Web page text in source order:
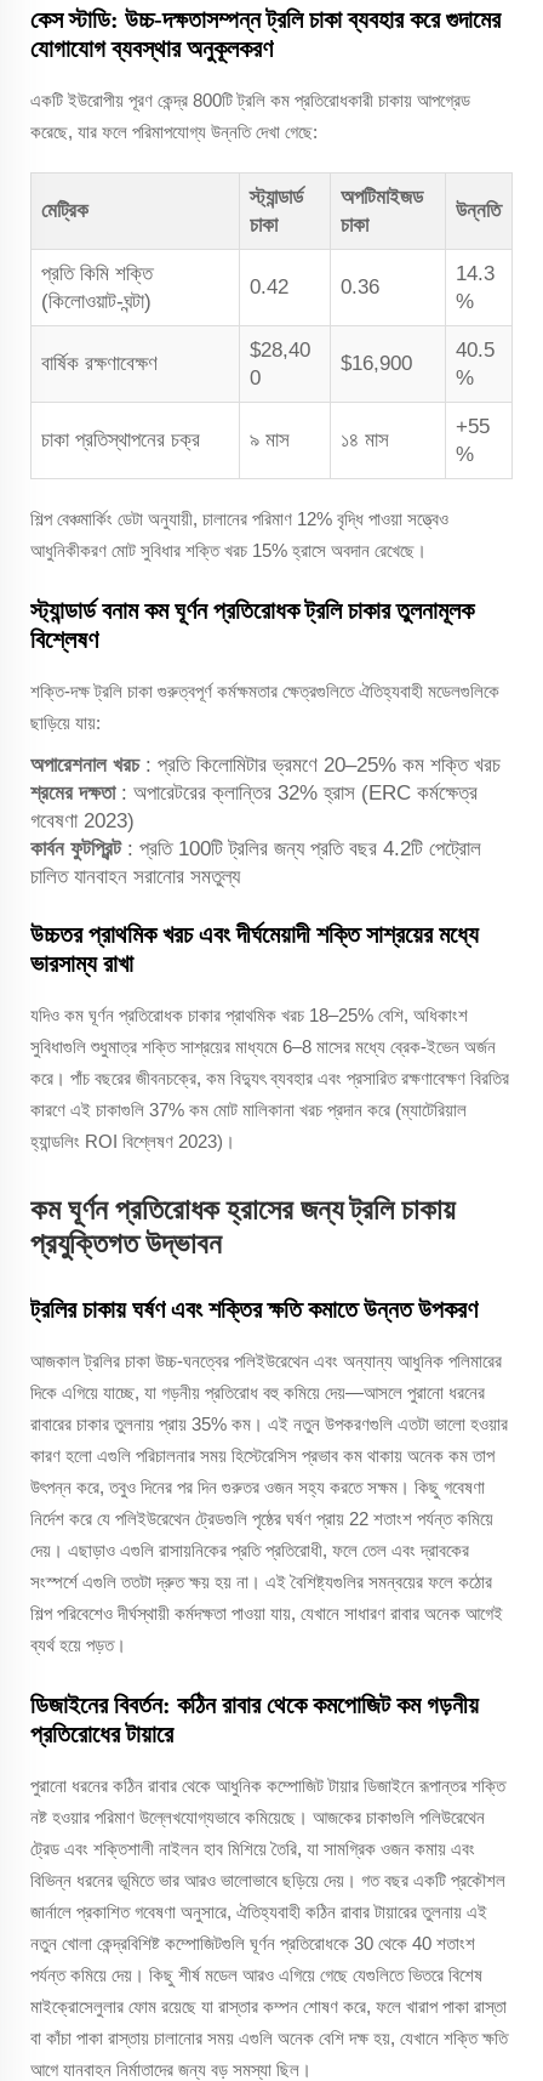
কেস স্টাডি: উচ্চ-দক্ষতাসম্পন্ন ট্রলি চাকা ব্যবহার করে গুদামের
যোগাযোগ ব্যবস্থার অনুকূলকরণ
একটি ইউরোপীয় পূরণ কেন্দ্র 800টি ট্রলি কম প্রতিরোধকারী চাকায় আপগ্রেড
করেছে, যার ফলে পরিমাপযোগ্য উন্নতি দেখা গেছে:
মেট্রিক
স্ট্যান্ডার্ড
চাকা
অপটিমাইজড
চাকা
উন্নতি
প্রতি কিমি শক্তি
(কিলোওয়াট-ঘন্টা)
0.42 0.36
14.3
%
বার্ষিক রক্ষণাবেক্ষণ
$28,40
0
$16,900
40.5
%
চাকা প্রতিস্থাপনের চক্র ৯ মাস ১৪ মাস
+55
%
শিল্প বেঞ্চমার্কিং ডেটা অনুযায়ী, চালানের পরিমাণ 12% বৃদ্ধি পাওয়া সত্ত্বেও
আধুনিকীকরণ মোট সুবিধার শক্তি খরচ 15% হ্রাসে অবদান রেখেছে।
স্ট্যান্ডার্ড বনাম কম ঘূর্ণন প্রতিরোধক ট্রলি চাকার তুলনামূলক
বিশ্লেষণ
শক্তি-দক্ষ ট্রলি চাকা গুরুত্বপূর্ণ কর্মক্ষমতার ক্ষেত্রগুলিতে ঐতিহ্যবাহী মডেলগুলিকে
ছাড়িয়ে যায়:
অপারেশনাল খরচ : প্রতি কিলোমিটার ভ্রমণে 20–25% কম শক্তি খরচ
শ্রমের দক্ষতা : অপারেটরের ক্লান্তির 32% হ্রাস (ERC কর্মক্ষেত্র
গবেষণা 2023)
কার্বন ফুটপ্রিন্ট : প্রতি 100টি ট্রলির জন্য প্রতি বছর 4.2টি পেট্রোল
চালিত যানবাহন সরানোর সমতুল্য
উচ্চতর প্রাথমিক খরচ এবং দীর্ঘমেয়াদী শক্তি সাশ্রয়ের মধ্যে
ভারসাম্য রাখা
যদিও কম ঘূর্ণন প্রতিরোধক চাকার প্রাথমিক খরচ 18–25% বেশি, অধিকাংশ
সুবিধাগুলি শুধুমাত্র শক্তি সাশ্রয়ের মাধ্যমে 6–8 মাসের মধ্যে ব্রেক-ইভেন অর্জন
করে। পাঁচ বছরের জীবনচক্রে, কম বিদ্যুৎ ব্যবহার এবং প্রসারিত রক্ষণাবেক্ষণ বিরতির
কারণে এই চাকাগুলি 37% কম মোট মালিকানা খরচ প্রদান করে (ম্যাটেরিয়াল
হ্যান্ডলিং ROI বিশ্লেষণ 2023)।
কম ঘূর্ণন প্রতিরোধক হ্রাসের জন্য ট্রলি চাকায়
প্রযুক্তিগত উদ্ভাবন
ট্রলির চাকায় ঘর্ষণ এবং শক্তির ক্ষতি কমাতে উন্নত উপকরণ
আজকাল ট্রলির চাকা উচ্চ-ঘনত্বের পলিইউরেথেন এবং অন্যান্য আধুনিক পলিমারের
দিকে এগিয়ে যাচ্ছে, যা গড়নীয় প্রতিরোধ বহু কমিয়ে দেয়—আসলে পুরানো ধরনের
রাবারের চাকার তুলনায় প্রায় 35% কম। এই নতুন উপকরণগুলি এতটা ভালো হওয়ার
কারণ হলো এগুলি পরিচালনার সময় হিস্টেরেসিস প্রভাব কম থাকায় অনেক কম তাপ
উৎপন্ন করে, তবুও দিনের পর দিন গুরুতর ওজন সহ্য করতে সক্ষম। কিছু গবেষণা
নির্দেশ করে যে পলিইউরেথেন ট্রেডগুলি পৃষ্ঠের ঘর্ষণ প্রায় 22 শতাংশ পর্যন্ত কমিয়ে
দেয়। এছাড়াও এগুলি রাসায়নিকের প্রতি প্রতিরোধী, ফলে তেল এবং দ্রাবকের
সংস্পর্শে এগুলি ততটা দ্রুত ক্ষয় হয় না। এই বৈশিষ্ট্যগুলির সমন্বয়ের ফলে কঠোর
শিল্প পরিবেশেও দীর্ঘস্থায়ী কর্মদক্ষতা পাওয়া যায়, যেখানে সাধারণ রাবার অনেক আগেই
ব্যর্থ হয়ে পড়ত।
ডিজাইনের বিবর্তন: কঠিন রাবার থেকে কমপোজিট কম গড়নীয়
প্রতিরোধের টায়ারে
পুরানো ধরনের কঠিন রাবার থেকে আধুনিক কম্পোজিট টায়ার ডিজাইনে রূপান্তর শক্তি
নষ্ট হওয়ার পরিমাণ উল্লেখযোগ্যভাবে কমিয়েছে। আজকের চাকাগুলি পলিউরেথেন
ট্রেড এবং শক্তিশালী নাইলন হাব মিশিয়ে তৈরি, যা সামগ্রিক ওজন কমায় এবং
বিভিন্ন ধরনের ভূমিতে ভার আরও ভালোভাবে ছড়িয়ে দেয়। গত বছর একটি প্রকৌশল
জার্নালে প্রকাশিত গবেষণা অনুসারে, ঐতিহ্যবাহী কঠিন রাবার টায়ারের তুলনায় এই
নতুন খোলা কেন্দ্রবিশিষ্ট কম্পোজিটগুলি ঘূর্ণন প্রতিরোধকে 30 থেকে 40 শতাংশ
পর্যন্ত কমিয়ে দেয়। কিছু শীর্ষ মডেল আরও এগিয়ে গেছে যেগুলিতে ভিতরে বিশেষ
মাইক্রোসেলুলার ফোম রয়েছে যা রাস্তার কম্পন শোষণ করে, ফলে খারাপ পাকা রাস্তা
বা কাঁচা পাকা রাস্তায় চালানোর সময় এগুলি অনেক বেশি দক্ষ হয়, যেখানে শক্তি ক্ষতি
আগে যানবাহন নির্মাতাদের জন্য বড় সমস্যা ছিল।